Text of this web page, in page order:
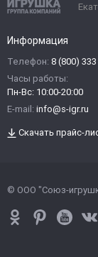
Информация
Телефон: 8 (800)
Часы работы:
Пн-Вс: 10:00-20:00
E-mail: info@s-igr.ru
Скачать прайс-
© ООО "Союз-